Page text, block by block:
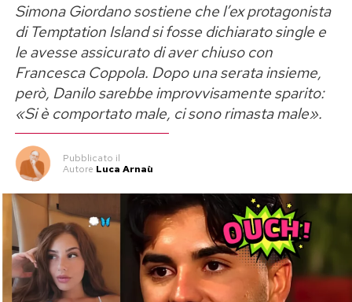
Simona Giordano sostiene che l’ex protagonista
di Temptation Island si fosse dichiarato single e
le avesse assicurato di aver chiuso con
Francesca Coppola. Dopo una serata insieme,
però, Danilo sarebbe improvvisamente sparito:
«Si è comportato male, ci sono rimasta male».
Pubblicato il
Autore Luca Arnaù